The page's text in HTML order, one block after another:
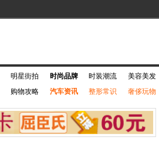
明星街拍
购物攻略
时尚品牌 时装潮流
美容美发
汽车资讯
整形常识 奢侈玩物